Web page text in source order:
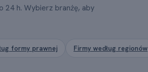
24 h. Wybierz branżę, aby
formy prawnej Firmy według regionów